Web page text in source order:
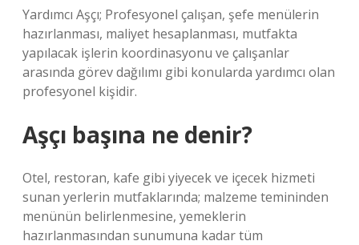
Yardımcı Aşçı; Profesyonel çalışan, şefe menülerin
hazırlanması, maliyet hesaplanması, mutfakta
yapılacak işlerin koordinasyonu ve çalışanlar
arasında görev dağılımı gibi konularda yardımcı olan
profesyonel kişidir.
Aşçı başına ne denir?
Otel, restoran, kafe gibi yiyecek ve içecek hizmeti
sunan yerlerin mutfaklarında; malzeme temininden
menünün belirlenmesine, yemeklerin
hazırlanmasından sunumuna kadar tüm